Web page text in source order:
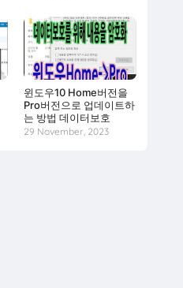
윈도우10 Home버전을
Pro버전으로 업데이트하
는 방법 데이터보호
29 November, 2023